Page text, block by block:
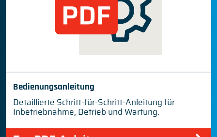
Bedienungsanleitung
Detaillierte Schritt-für-Schritt-Anleitung für
Inbetriebnahme, Betrieb und Wartung.